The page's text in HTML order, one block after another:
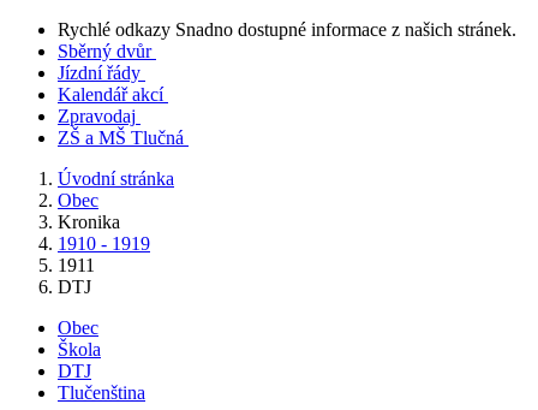
Rychlé odkazy Snadno dostupné informace z našich stránek.
Sběrný dvůr
Jízdní řády
Kalendář akcí
Zpravodaj
ZŠ a MŠ Tlučná
Úvodní stránka
Obec
Kronika
1910 - 1919
1911
DTJ
Obec
Škola
DTJ
Tlučenština